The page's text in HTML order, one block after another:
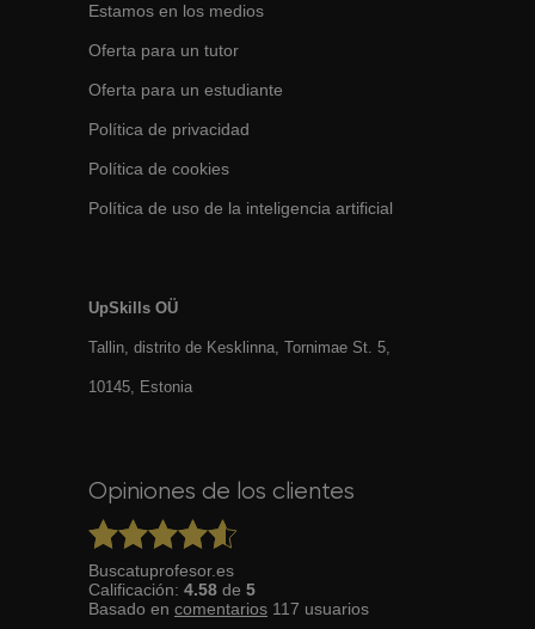
Estamos en los medios
Oferta para un tutor
Oferta para un estudiante
Política de privacidad
Política de cookies
Política de uso de la inteligencia artificial
UpSkills OÜ
Tallin, distrito de Kesklinna, Tornimаe St. 5,
10145, Estonia
Opiniones de los clientes
Buscatuprofesor.es
Calificación: 4.58 de 5
Basado en comentarios 117 usuarios